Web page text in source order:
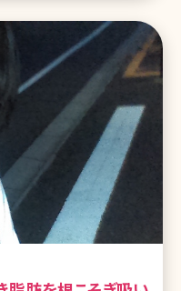
1カ月、私の体内では大きな
南美容クリニックの脂肪吸
気」アピールから一転、脚
間の抜糸後は、かなり浮か
歩ける!想像していたよりず